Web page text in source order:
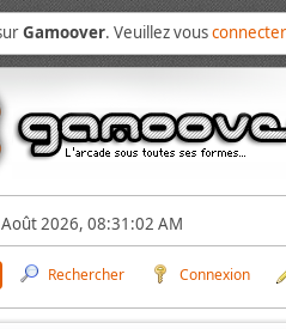
Gamoover. Veuillez vousconnecter
2026, 08:31:02 AM
Rechercher Connexion